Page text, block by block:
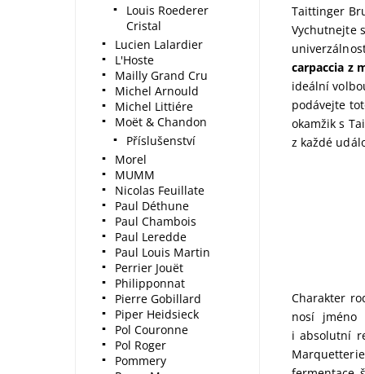
Taittinger
Vychutnejte
carpaccia z
ideální
podávejte
okamžik s
z každé
Charakter
nosí jméno
i absolutní
Louis Roederer
Cristal
Lucien Lalardier
L'Hoste
Mailly Grand Cru
Michel Arnould
Michel Littiére
Moët & Chandon
Příslušenství
Morel
MUMM
Nicolas Feuillate
Paul Déthune
Paul Chambois
Paul Leredde
Paul Louis Martin
Perrier Jouët
Philipponnat
Pierre Gobillard
Piper Heidsieck
Pol Couronne
Pol Roger
Pommery